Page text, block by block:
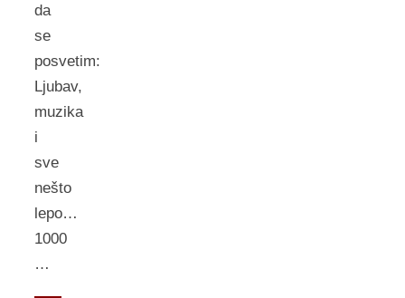
da
se
posvetim:
Ljubav,
muzika
i
sve
nešto
lepo…
1000
…